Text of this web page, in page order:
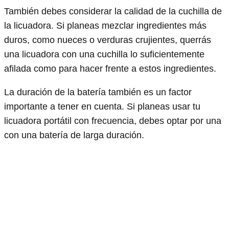
También debes considerar la calidad de la cuchilla de
la licuadora. Si planeas mezclar ingredientes más
duros, como nueces o verduras crujientes, querrás
una licuadora con una cuchilla lo suficientemente
afilada como para hacer frente a estos ingredientes.
La duración de la batería también es un factor
importante a tener en cuenta. Si planeas usar tu
licuadora portátil con frecuencia, debes optar por una
con una batería de larga duración.